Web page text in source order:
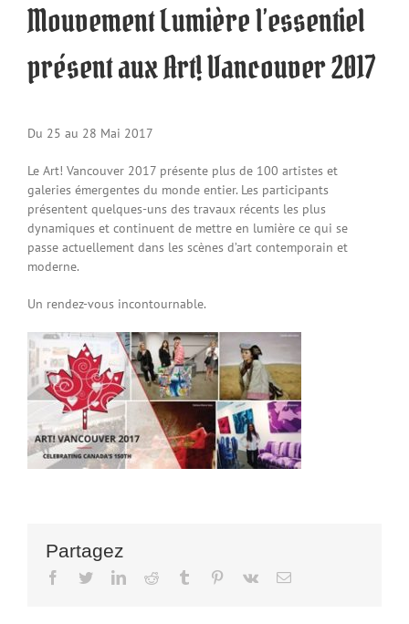
Mouvement Lumière l’essentiel
présent aux Art! Vancouver 2017
Du 25 au 28 Mai 2017
Le Art! Vancouver 2017 présente plus de 100 artistes et
galeries émergentes du monde entier. Les participants
présentent quelques-uns des travaux récents les plus
dynamiques et continuent de mettre en lumière ce qui se
passe actuellement dans les scènes d’art contemporain et
moderne.
Un rendez-vous incontournable.
Partagez
Facebook
TwitterLinkedInReddit Tumblr Pinterest
Vk Email